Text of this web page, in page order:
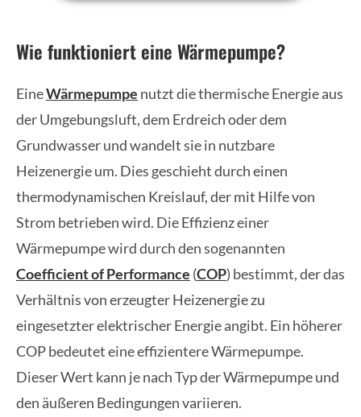
Wie funktioniert eine Wärmepumpe?
EineWärmepumpe nutzt die thermische Energie aus
der Umgebungsluft, dem Erdreich oder dem
Grundwasser und wandelt sie in nutzbare
Heizenergie um. Dies geschieht durch einen
thermodynamischen Kreislauf, der mit Hilfe von
Strom betrieben wird. Die Effizienz einer
Wärmepumpe wird durch den sogenannten
Coefficient of Performance (COP) bestimmt, der das
Verhältnis von erzeugter Heizenergie zu
eingesetzter elektrischer Energie angibt. Ein höherer
COP bedeutet eine effizientere Wärmepumpe.
Dieser Wert kann je nach Typ der Wärmepumpe und
den äußeren Bedingungen variieren.